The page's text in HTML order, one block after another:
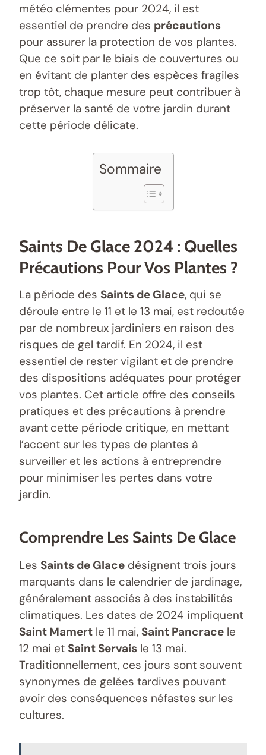
météo clémentes pour 2024, il est
essentiel de prendre des précautions
pour assurer la protection de vos plantes.
Que ce soit par le biais de couvertures ou
en évitant de planter des espèces fragiles
trop tôt, chaque mesure peut contribuer à
préserver la santé de votre jardin durant
cette période délicate.
Sommaire
Saints De Glace 2024 : Quelles
Précautions Pour Vos Plantes ?
La période des Saints de Glace, qui se
déroule entre le 11 et le 13 mai, est redoutée
par de nombreux jardiniers en raison des
risques de gel tardif. En 2024, il est
essentiel de rester vigilant et de prendre
des dispositions adéquates pour protéger
vos plantes. Cet article offre des conseils
pratiques et des précautions à prendre
avant cette période critique, en mettant
l’accent sur les types de plantes à
surveiller et les actions à entreprendre
pour minimiser les pertes dans votre
jardin.
Comprendre Les Saints De Glace
Les Saints de Glace désignent trois jours
marquants dans le calendrier de jardinage,
généralement associés à des instabilités
climatiques. Les dates de 2024 impliquent
Saint Mamert le 11 mai, Saint Pancrace le
12 mai et Saint Servais le 13 mai.
Traditionnellement, ces jours sont souvent
synonymes de gelées tardives pouvant
avoir des conséquences néfastes sur les
cultures.